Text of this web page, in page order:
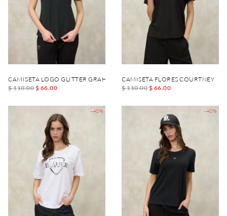
CAMISETA LOGO GLITTER GRAHAM
$ 110.00 $ 66.00
CAMISETA FLORES COURTNEY
$ 110.00 $ 66.00
-40% -40%